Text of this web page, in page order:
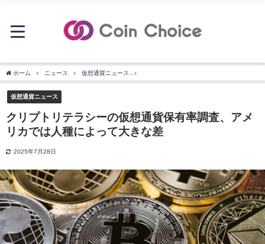
ホーム ニュース 仮想通貨ニュース
仮想通貨ニュース
クリプトリテラシーの仮想通貨保有率調査、アメ
リカでは人種によって大きな差
2025年7月28日